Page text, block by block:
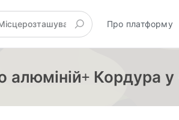
Про платформу
Кордура у